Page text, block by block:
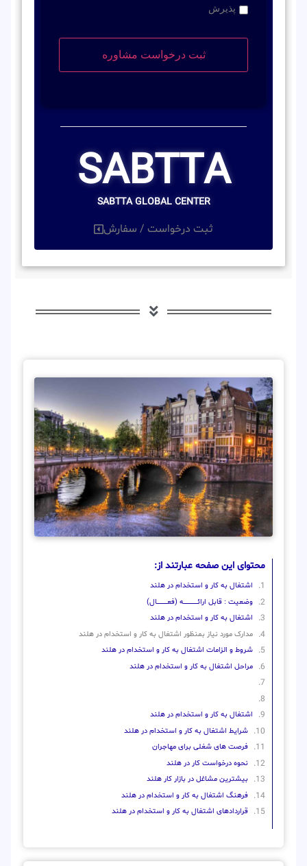
پذیرش
SABTTA
SABTTA GLOBAL CENTER
ثبت درخواست / سفارش
محتوای این صفحه عبارتند از:
اشتغال به کار و استخدام در هلند
وضعیت : قابل ارائــــــــــــــــــــه (فعـــــــــــــــال)
اشتغال به کار و استخدام در هلند
مدارک مورد نیاز بمنظور اشتغال به کار و استخدام در هلند
شروط و الزامات اشتغال به کار و استخدام در هلند
مراحل اشتغال به کار و استخدام در هلند
اشتغال به کار و استخدام در هلند
شرایط اشتغال به کار و استخدام در هلند
فرصت های شغلی برای مهاجران
نحوه درخواست کار در هلند
بیشترین مشاغل در بازار کار هلند
فرهنگ اشتغال به کار و استخدام در هلند
قراردادهای اشتغال به کار و استخدام در هلند